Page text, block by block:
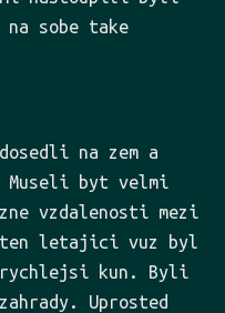
sobe take
na zem a
byt velmi
vzdalenosti mezi
ten letajici vuz byl
kun. Byli
Uprosted